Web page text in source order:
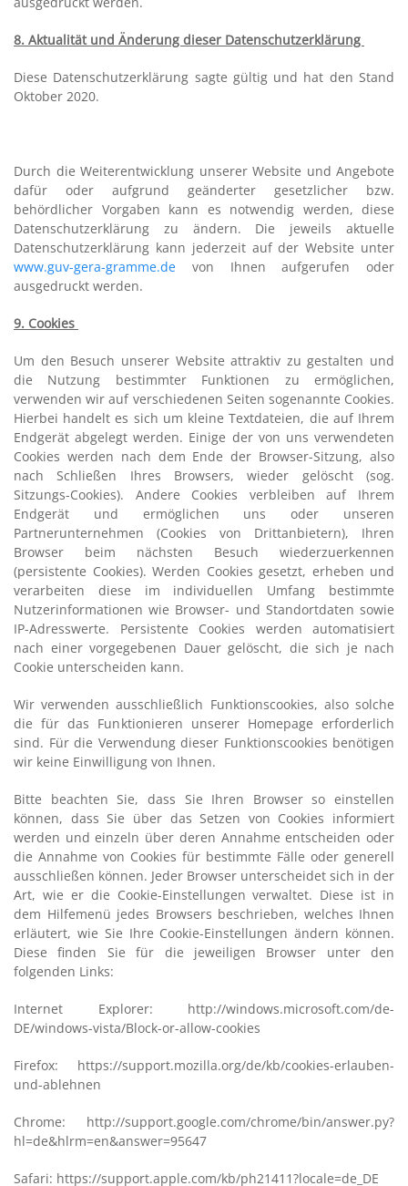
8. Aktualität und Änderung dieser Datenschutzerklärung
Diese Datenschutzerklärung sagte gültig und hat den Stand
Oktober 2020.
Durch die Weiterentwicklung unserer Website und Angebote
dafür oder aufgrund geänderter gesetzlicher bzw.
behördlicher Vorgaben kann es notwendig werden, diese
Datenschutzerklärung zu ändern. Die jeweils aktuelle
Datenschutzerklärung kann jederzeit auf der Website unter
www.guv-gera-gramme.de von Ihnen aufgerufen oder
ausgedruckt werden.
9. Cookies
Um den Besuch unserer Website attraktiv zu gestalten und
die Nutzung bestimmter Funktionen zu ermöglichen,
verwenden wir auf verschiedenen Seiten sogenannte Cookies.
Hierbei handelt es sich um kleine Textdateien, die auf Ihrem
Endgerät abgelegt werden. Einige der von uns verwendeten
Cookies werden nach dem Ende der Browser-Sitzung, also
nach Schließen Ihres Browsers, wieder gelöscht (sog.
Sitzungs-Cookies). Andere Cookies verbleiben auf Ihrem
Endgerät und ermöglichen uns oder unseren
Partnerunternehmen (Cookies von Drittanbietern), Ihren
Browser beim nächsten Besuch wiederzuerkennen
(persistente Cookies). Werden Cookies gesetzt, erheben und
verarbeiten diese im individuellen Umfang bestimmte
Nutzerinformationen wie Browser- und Standortdaten sowie
IP-Adresswerte. Persistente Cookies werden automatisiert
nach einer vorgegebenen Dauer gelöscht, die sich je nach
Cookie unterscheiden kann.
Wir verwenden ausschließlich Funktionscookies, also solche
die für das Funktionieren unserer Homepage erforderlich
sind. Für die Verwendung dieser Funktionscookies benötigen
wir keine Einwilligung von Ihnen.
Bitte beachten Sie, dass Sie Ihren Browser so einstellen
können, dass Sie über das Setzen von Cookies informiert
werden und einzeln über deren Annahme entscheiden oder
die Annahme von Cookies für bestimmte Fälle oder generell
ausschließen können. Jeder Browser unterscheidet sich in der
Art, wie er die Cookie-Einstellungen verwaltet. Diese ist in
dem Hilfemenü jedes Browsers beschrieben, welches Ihnen
erläutert, wie Sie Ihre Cookie-Einstellungen ändern können.
Diese finden Sie für die jeweiligen Browser unter den
folgenden Links:
Internet Explorer: http://windows.microsoft.com/de-
DE/windows-vista/Block-or-allow-cookies
Firefox: https://support.mozilla.org/de/kb/cookies-erlauben-
und-ablehnen
Chrome: http://support.google.com/chrome/bin/answer.py?
hl=de&hlrm=en&answer=95647
Safari: https://support.apple.com/kb/ph21411?locale=de_DE